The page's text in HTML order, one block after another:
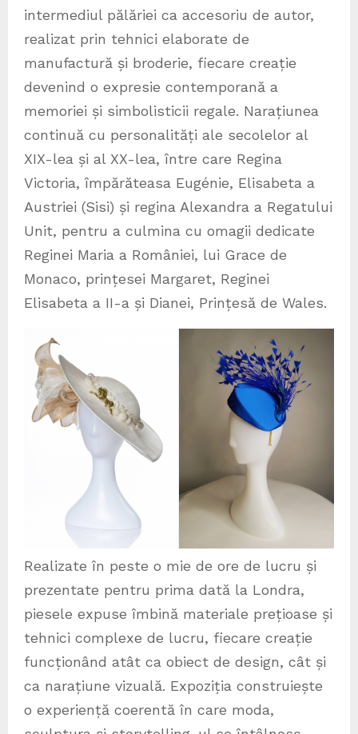
intermediul pălăriei ca accesoriu de autor,
realizat prin tehnici elaborate de
manufactură și broderie, fiecare creație
devenind o expresie contemporană a
memoriei și simbolisticii regale. Narațiunea
continuă cu personalități ale secolelor al
XIX-lea și al XX-lea, între care Regina
Victoria, împărăteasa Eugénie, Elisabeta a
Austriei (Sisi) și regina Alexandra a Regatului
Unit, pentru a culmina cu omagii dedicate
Reginei Maria a României, lui Grace de
Monaco, prințesei Margaret, Reginei
Elisabeta a II-a și Dianei, Prințesă de Wales.
Realizate în peste o mie de ore de lucru și
prezentate pentru prima dată la Londra,
piesele expuse îmbină materiale prețioase și
tehnici complexe de lucru, fiecare creație
funcționând atât ca obiect de design, cât și
ca narațiune vizuală. Expoziția construiește
o experiență coerentă în care moda,